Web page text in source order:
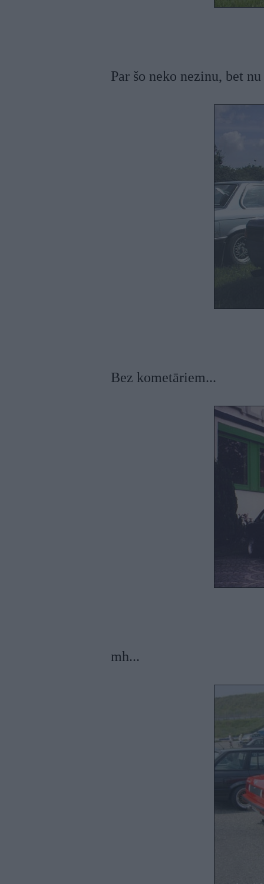
Par šo neko nezinu, bet
Bez kometāriem...
mh...